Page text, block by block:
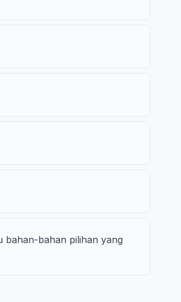
bahan-bahan pilihan yang